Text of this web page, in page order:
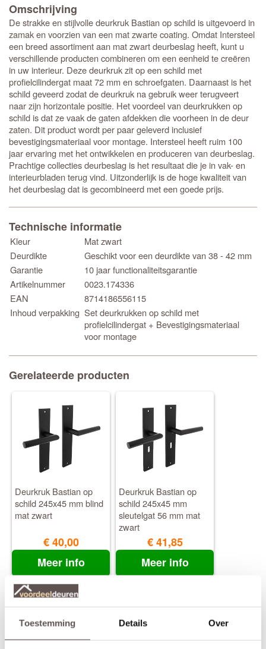
Toestemming Details Over
Omschrijving
De strakke en stijlvolle deurkruk Bastian op schild is uitgevoerd in
zamak en voorzien van een mat zwarte coating. Omdat Intersteel
een breed assortiment aan mat zwart deurbeslag heeft, kunt u
verschillende producten combineren om een eenheid te creëren
in uw interieur. Deze deurkruk zit op een schild met
profielcilindergat maat 72 mm en schroefgaten. Daarnaast is het
schild geveerd zodat de deurkruk na gebruik weer terugveert
naar zijn horizontale positie. Het voordeel van deurkrukken op
schild is dat ze vaak de gaten afdekken die voorheen in de deur
zaten. Dit product wordt per paar geleverd inclusief
bevestigingsmateriaal voor montage. Intersteel heeft ruim 100
jaar ervaring met het ontwikkelen en produceren van deurbeslag.
Prachtige collecties deurbeslag is het resultaat die je in vak- en
interieurbladen terug vind. Uitzonderlijk is de hoge kwaliteit van
het deurbeslag dat is gecombineerd met een goede prijs.
Technische informatie
Kleur
Mat zwart
Deurdikte
Geschikt voor een deurdikte van 38 - 42 mm
Garantie
10 jaar functionaliteitsgarantie
Artikelnummer
0023.174336
EAN
8714186556115
Inhoud verpakking Set deurkrukken op schild met
profielcilindergat + Bevestigingsmateriaal
voor montage
Gerelateerde producten
Deurkruk Bastian op
schild 245x45 mm blind
mat zwart
€ 40,00
Meer info
Deurkruk Bastian op
schild 245x45 mm
sleutelgat 56 mm mat
zwart
€ 41,85
Meer info